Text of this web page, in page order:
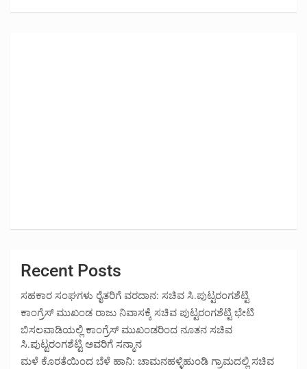
Recent Posts
ಸಹಕಾರ ಸಂಘಗಳು ರೈತರಿಗೆ ವರದಾನ: ಸಚಿವ ಸಿ.ಪುಟ್ಟರಂಗಶೆಟ್ಟಿ
ಕಾಂಗ್ರೆಸ್ ಮುಖಂಡ ರಾಜು ನಿವಾಸಕ್ಕೆ ಸಚಿವ ಪುಟ್ಟರಂಗಶೆಟ್ಟಿ ಭೇಟಿ
ಬಿಸಲವಾಡಿಯಲ್ಲಿ ಕಾಂಗ್ರೆಸ್ ಮುಖಂಡರಿಂದ ನೂತನ ಸಚಿವ
ಸಿ.ಪುಟ್ಟರಂಗಶೆಟ್ಟಿ ಅವರಿಗೆ ಸನ್ಮಾನ
ಮಳೆ ಕೊರತೆಯಿಂದ ಬೆಳೆ ಹಾನಿ: ಚಾಮನಹಳ್ಳಿಹುಂಡಿ ಗ್ರಾಮದಲ್ಲಿ ಸಚಿವ